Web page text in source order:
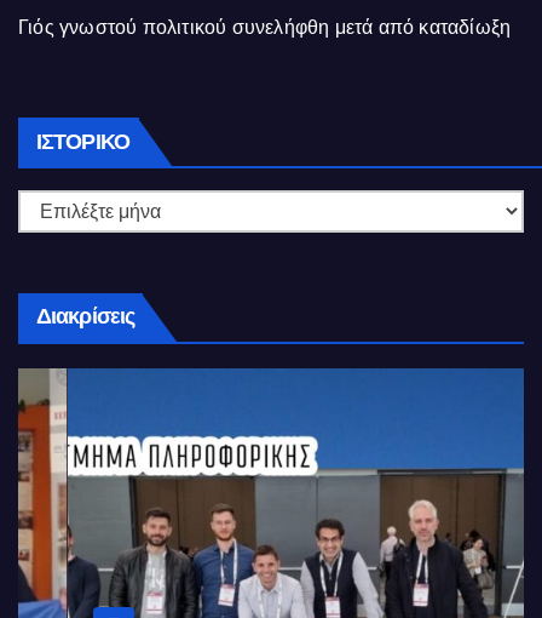
Γιός γνωστού πολιτικού συνελήφθη μετά από καταδίωξη
ΙΣΤΟΡΙΚΌ Ιστορικό
Διακρίσεις